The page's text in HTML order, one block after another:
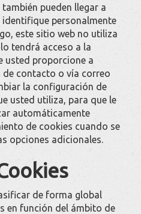
pueden llegar a
personalmente
este sitio web no utiliza
tendrá acceso a la
usted proporcione a
contacto o vía correo
la configuración de
usted utiliza, para que le
automáticamente
de cookies cuando se
opciones adicionales.
de forma global
en función del ámbito de